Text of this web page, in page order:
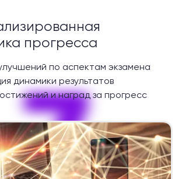
7
прогресса
по аспектам экзамена
динамики результатов
и наград за прогресс